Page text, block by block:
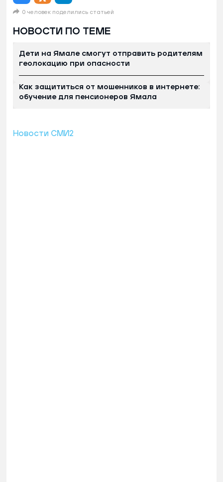
0 человек поделились статьей
НОВОСТИ ПО ТЕМЕ
Дети на Ямале смогут отправить родителям
геолокацию при опасности
Как защититься от мошенников в интернете:
обучение для пенсионеров Ямала
Новости СМИ2